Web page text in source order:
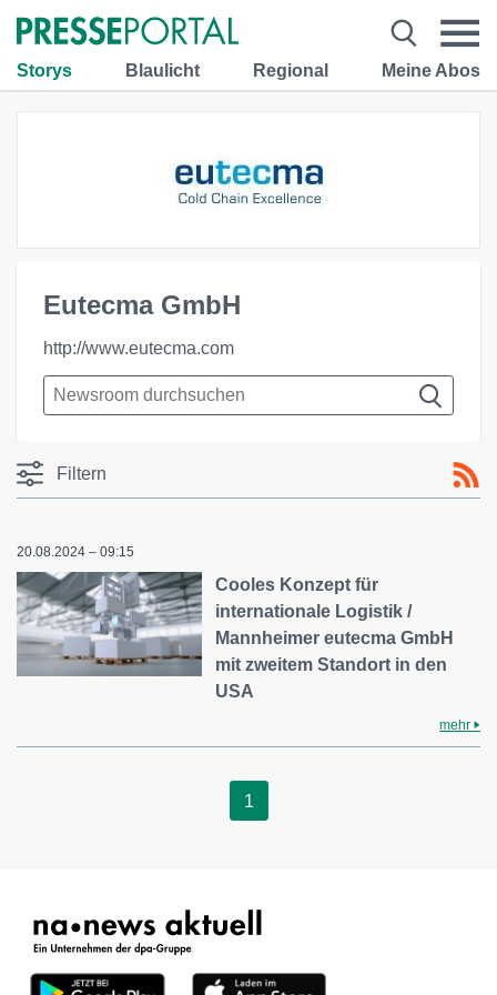
Storys Blaulicht Regional Meine Abos
Eutecma GmbH
http://www.eutecma.com
Filtern
20.08.2024 – 09:15
Cooles Konzept für
internationale Logistik /
Mannheimer eutecma GmbH
mit zweitem Standort in den
USA
mehr
1